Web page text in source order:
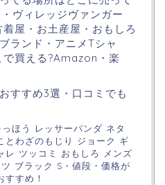
ヴィレッジヴァンガー
着屋・お土産屋・おもしろ
ランド・アニメTシャ
で買える?Amazon・楽
すすめ3選・口コミでも
ほう レッサーパンダ ネタ
とわざのもじり ジョーク ギ
レ ツッコミ おもしろ メンズ
ブラック S・値段・価格が
すすめ！